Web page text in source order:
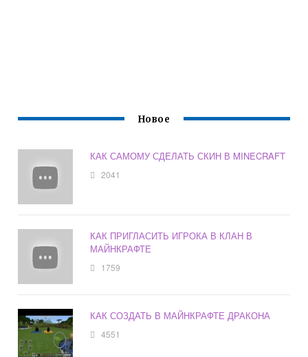
Новое
КАК САМОМУ СДЕЛАТЬ СКИН В MINECRAFT
2041
КАК ПРИГЛАСИТЬ ИГРОКА В КЛАН В
МАЙНКРАФТЕ
1759
КАК СОЗДАТЬ В МАЙНКРАФТЕ ДРАКОНА
4551